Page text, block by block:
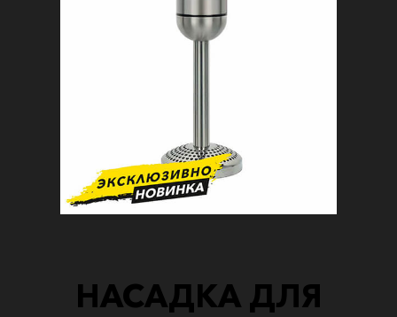
НАСАДКА ДЛЯ